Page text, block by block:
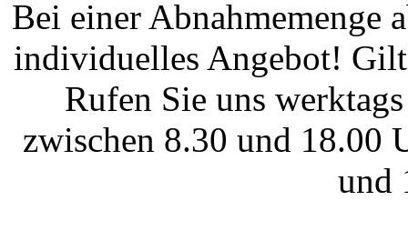
Bei einer Abnahmemenge
individuelles Angebot!
Rufen Sie uns
zwischen 8.30 und 18.00
und